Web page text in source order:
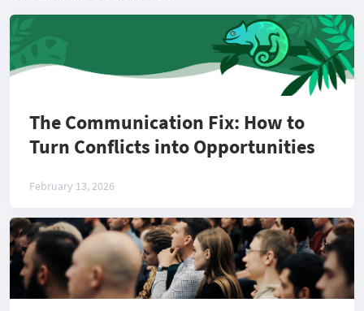
The Communication Fix: How to
Turn Conflicts into Opportunities
February 13, 2026